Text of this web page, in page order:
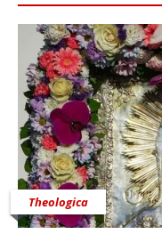
Theologica